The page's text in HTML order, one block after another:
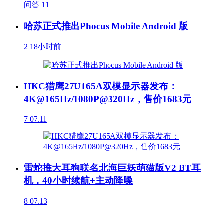
问答 11
哈苏正式推出Phocus Mobile Android 版
2 18小时前
HKC猎鹰27U165A双模显示器发布：
4K@165Hz/1080P@320Hz，售价1683元
7 07.11
雷蛇推大耳狗联名北海巨妖萌猫版V2 BT耳
机，40小时续航+主动降噪
8 07.13